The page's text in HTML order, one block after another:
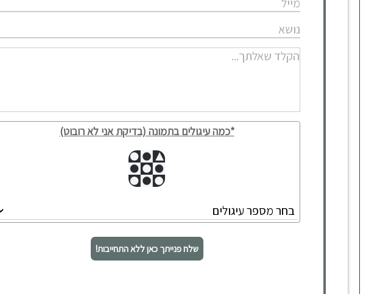
*כמה עיגולים בתמונה (בדיקת אני לא רובוט)
שלח פנייתך כאן ללא התחייבות!